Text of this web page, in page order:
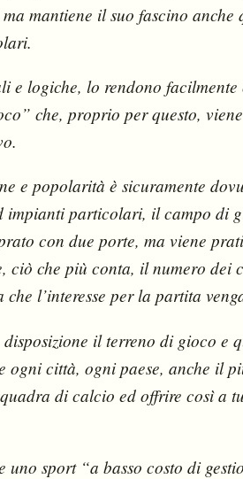
mantiene il suo fascino
e logiche, lo rendono
che, proprio per questo,
e popolarità è sicuramente
impianti particolari, il campo di
con due porte, ma viene
ciò che più conta, il numero dei
l’interesse per la partita
il terreno di gioco e
ogni città, ogni paese, anche il
di calcio ed offrire così a
uno sport “a basso costo di